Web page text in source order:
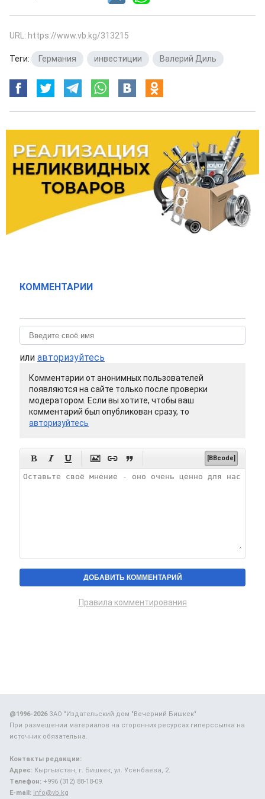
URL: https://www.vb.kg/313215
Теги: Германия инвестиции Валерий Диль
КОММЕНТАРИИ
или авторизуйтесь
Комментарии от анонимных пользователей
появляются на сайте только после проверки
модератором. Если вы хотите, чтобы ваш
комментарий был опубликован сразу, то
авторизуйтесь
      [BBcode]
Правила комментирования
@1996-2026ЗАО "Издательский дом "Вечерний Бишкек"
При размещении материалов на сторонних ресурсах гиперссылка на
источник обязательна.
Контакты редакции:
Адрес: Кыргызстан, г. Бишкек, ул. Усенбаева, 2.
Телефон: +996 (312) 88-18-09.
E-mail: info@vb.kg